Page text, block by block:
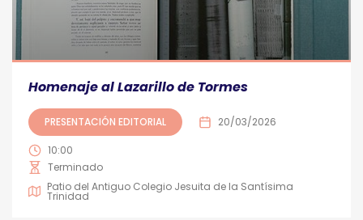
Homenaje al Lazarillo de Tormes
PRESENTACIÓN EDITORIAL 20/03/2026
10:00
Terminado
Patio del Antiguo Colegio Jesuita de la Santísima
Trinidad